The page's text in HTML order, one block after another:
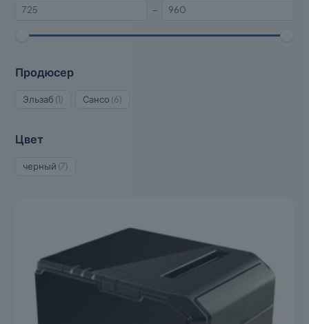
–
Продюсер
Эльзаб 11
Сансо 66
Цвет
черный 77